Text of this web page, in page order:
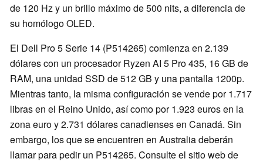
de 120 Hz y un brillo máximo de 500 nits, a diferencia de
su homólogo OLED.
El Dell Pro 5 Serie 14 (P514265) comienza en 2.139
dólares con un procesador Ryzen AI 5 Pro 435, 16 GB de
RAM, una unidad SSD de 512 GB y una pantalla 1200p.
Mientras tanto, la misma configuración se vende por 1.717
libras en el Reino Unido, así como por 1.923 euros en la
zona euro y 2.731 dólares canadienses en Canadá. Sin
embargo, los que se encuentren en Australia deberán
llamar para pedir un P514265. Consulte el sitio web de